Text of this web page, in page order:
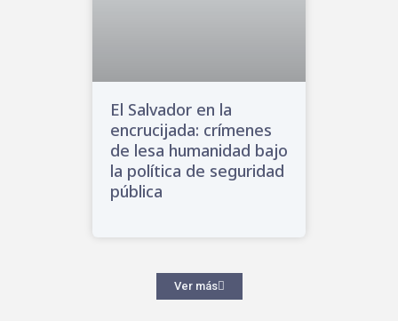
El Salvador en la
encrucijada: crímenes
de lesa humanidad bajo
la política de seguridad
pública
Ver más